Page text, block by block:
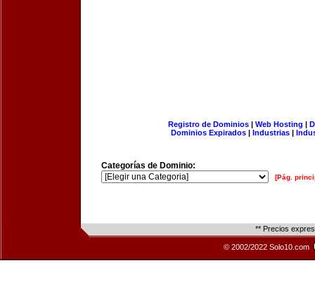
Registro de Dominios| Web Hosting |
Dominios Expirados | Industrias |
Categorías de Dominio:
[Pág.
** Precios
© 2002/2022 Solo10.com